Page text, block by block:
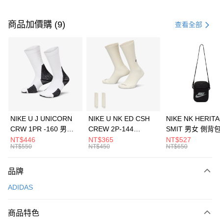
信用卡一次付款
3 期 0 利率 每期 21家銀行
合作金庫商業銀行
第一商業銀行
華南商業銀行
彰化商業銀行
上海商業儲蓄銀行
元大商業銀行
台灣樂天信用卡公司
Apple Pay
全盈+PAY
AFTEE先享後付
【關於「AFTEE先享後付」】
便利好安心！
３．安心：先確認商品／服務後，再付款。
運送方式
每筆NT$100，滿NT$1,500(含以上)免運費
商品加價購 (9) 查看全部
NIKE U J UNICORN
CRW 1PR -160 男女
中統襪 FZ3393100
NT$446
NT$550
NIKE U NK ED CSH
CREW 2P-144
EMBRDY 男女 短統襪
FZ3073133
NT$365
NT$450
NIKE NK
SMIT 男女 側背
BA5871010
NT$527
NT$650
品牌
ADIDAS
商品特色